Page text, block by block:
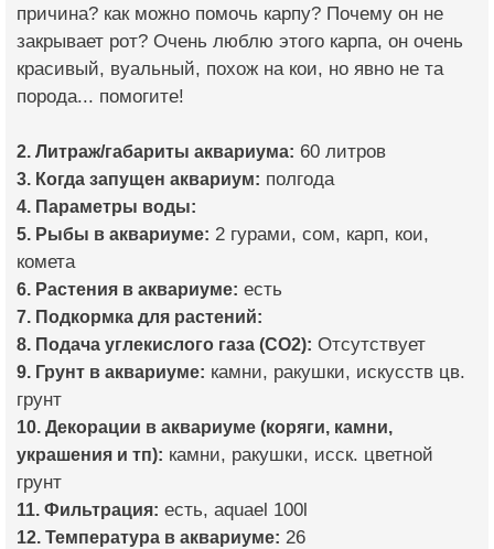
причина? как можно помочь карпу? Почему он не
закрывает рот? Очень люблю этого карпа, он очень
красивый, вуальный, похож на кои, но явно не та
порода... помогите!
2. Литраж/габариты аквариума: 60 литров
3. Когда запущен аквариум: полгода
4. Параметры воды:
5. Рыбы в аквариуме: 2 гурами, сом, карп, кои,
комета
6. Растения в аквариуме: есть
7. Подкормка для растений:
8. Подача углекислого газа (CO2): Отсутствует
9. Грунт в аквариуме: камни, ракушки, искусств цв.
грунт
10. Декорации в аквариуме (коряги, камни,
украшения и тп): камни, ракушки, исск. цветной
грунт
11. Фильтрация: есть, aquael 100l
12. Температура в аквариуме: 26